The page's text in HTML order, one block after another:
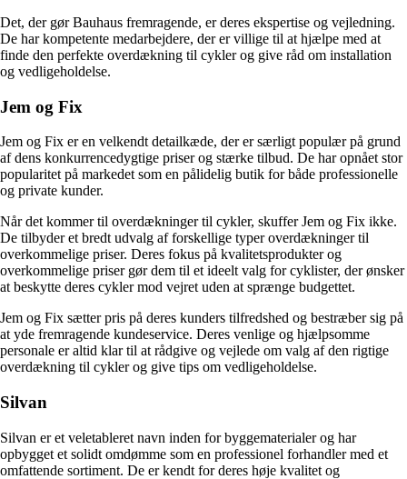
Det, der gør Bauhaus fremragende, er deres ekspertise og vejledning.
De har kompetente medarbejdere, der er villige til at hjælpe med at
finde den perfekte overdækning til cykler og give råd om installation
og vedligeholdelse.
Jem og Fix
Jem og Fix er en velkendt detailkæde, der er særligt populær på grund
af dens konkurrencedygtige priser og stærke tilbud. De har opnået stor
popularitet på markedet som en pålidelig butik for både professionelle
og private kunder.
Når det kommer til overdækninger til cykler, skuffer Jem og Fix ikke.
De tilbyder et bredt udvalg af forskellige typer overdækninger til
overkommelige priser. Deres fokus på kvalitetsprodukter og
overkommelige priser gør dem til et ideelt valg for cyklister, der ønsker
at beskytte deres cykler mod vejret uden at sprænge budgettet.
Jem og Fix sætter pris på deres kunders tilfredshed og bestræber sig på
at yde fremragende kundeservice. Deres venlige og hjælpsomme
personale er altid klar til at rådgive og vejlede om valg af den rigtige
overdækning til cykler og give tips om vedligeholdelse.
Silvan
Silvan er et veletableret navn inden for byggematerialer og har
opbygget et solidt omdømme som en professionel forhandler med et
omfattende sortiment. De er kendt for deres høje kvalitet og